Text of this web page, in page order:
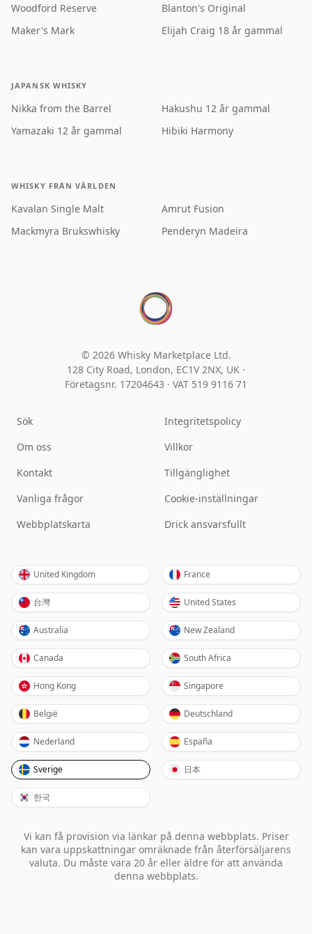
Woodford Reserve
Maker's Mark
Blanton's Original
Elijah Craig 18 år gammal
JAPANSK WHISKY
Nikka from the Barrel
Yamazaki 12 år gammal
Hakushu 12 år gammal
Hibiki Harmony
WHISKY FRÅN VÄRLDEN
Kavalan Single Malt
Mackmyra Brukswhisky
Amrut Fusion
Penderyn Madeira
© 2026 Whisky Marketplace Ltd.
128 City Road, London, EC1V 2NX, UK ·
Företagsnr. 17204643 · VAT 519 9116 71
Sök
Om oss
Kontakt
Vanliga frågor
Webbplatskarta
Integritetspolicy
Villkor
Tillgänglighet
Cookie-inställningar
Drick ansvarsfullt
United Kingdom France
台灣 United States
Australia New Zealand
Canada South Africa
Hong Kong Singapore
België Deutschland
Nederland España
Sverige 日本
한국
Vi kan få provision via länkar på denna webbplats. Priser
kan vara uppskattningar omräknade från återförsäljarens
valuta. Du måste vara 20 år eller äldre för att använda
denna webbplats.